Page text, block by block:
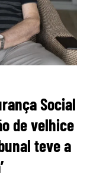
Social
de velhice
teve a